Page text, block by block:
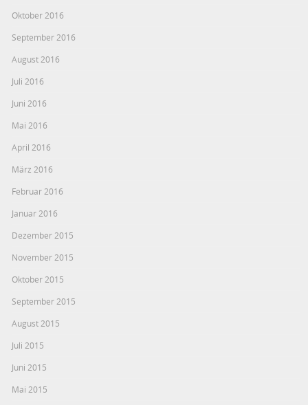
Oktober 2016
September 2016
August 2016
Juli 2016
Juni 2016
Mai 2016
April 2016
März 2016
Februar 2016
Januar 2016
Dezember 2015
November 2015
Oktober 2015
September 2015
August 2015
Juli 2015
Juni 2015
Mai 2015